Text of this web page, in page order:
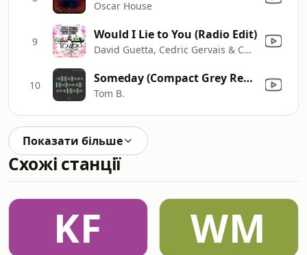
Oscar House
9 Would I Lie to You (Radio Edit)
David Guetta, Cedric Gervais & Chris Willis
10 Someday (Compact Grey Remix)
Tom B.
Показати більше
Схожі станції
KF WM